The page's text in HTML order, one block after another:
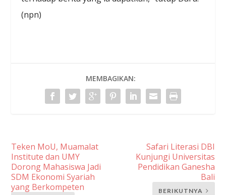
(npn)
MEMBAGIKAN:
Teken MoU, Muamalat
Institute dan UMY
Dorong Mahasiswa Jadi
SDM Ekonomi Syariah
yang Berkompeten
Safari Literasi DBI
Kunjungi Universitas
Pendidikan Ganesha
Bali
BERIKUTNYA